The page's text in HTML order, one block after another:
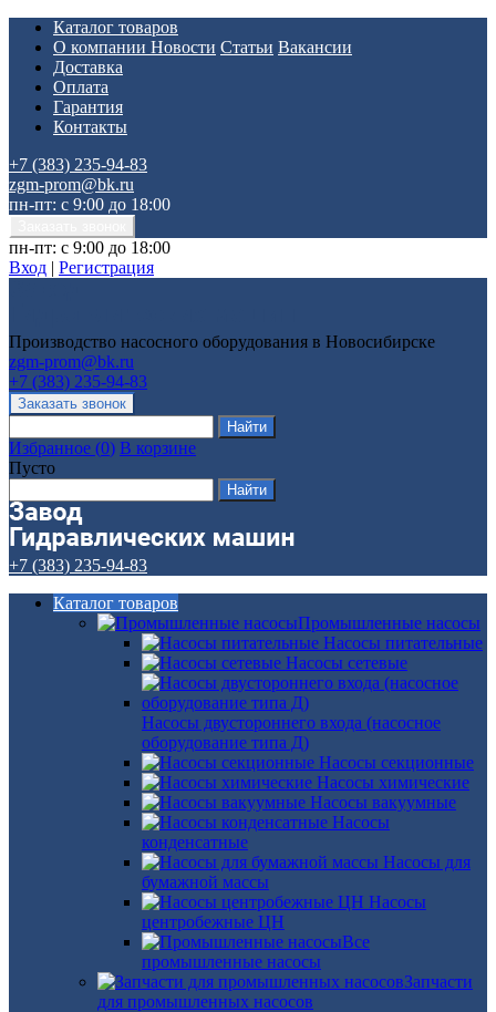
Каталог товаров
О компании Новости Статьи Вакансии
Доставка
Оплата
Гарантия
Контакты
+7 (383) 235-94-83
zgm-prom@bk.ru
пн-пт: с 9:00 до 18:00
пн-пт: с 9:00 до 18:00
Вход | Регистрация
Производство насосного оборудования в Новосибирске
zgm-prom@bk.ru
+7 (383) 235-94-83
Избранное (0) В корзине
Пусто
+7 (383) 235-94-83
Каталог товаров
Промышленные насосы
Насосы питательные
Насосы сетевые
Насосы двустороннего входа (насосное
оборудование типа Д)
Насосы секционные
Насосы химические
Насосы вакуумные
Насосы
конденсатные
Насосы для
бумажной массы
Насосы
центробежные ЦН
Все
промышленные насосы
Запчасти
для промышленных насосов